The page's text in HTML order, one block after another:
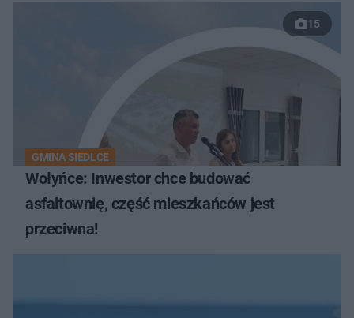
15
GMINA SIEDLCE
Wołyńce: Inwestor chce budować
asfaltownię, część mieszkańców jest
przeciwna!